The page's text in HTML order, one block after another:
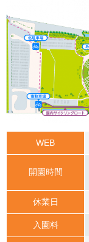
WEB
開園時間
休業日
入園料